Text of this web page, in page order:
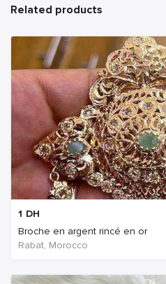
Related products
1 DH
Broche en argent rincé en or
Rabat, Morocco